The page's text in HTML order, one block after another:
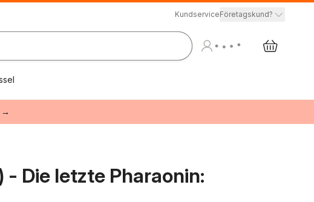
KundserviceFöretagskund?
→
Die letzte Pharaonin: